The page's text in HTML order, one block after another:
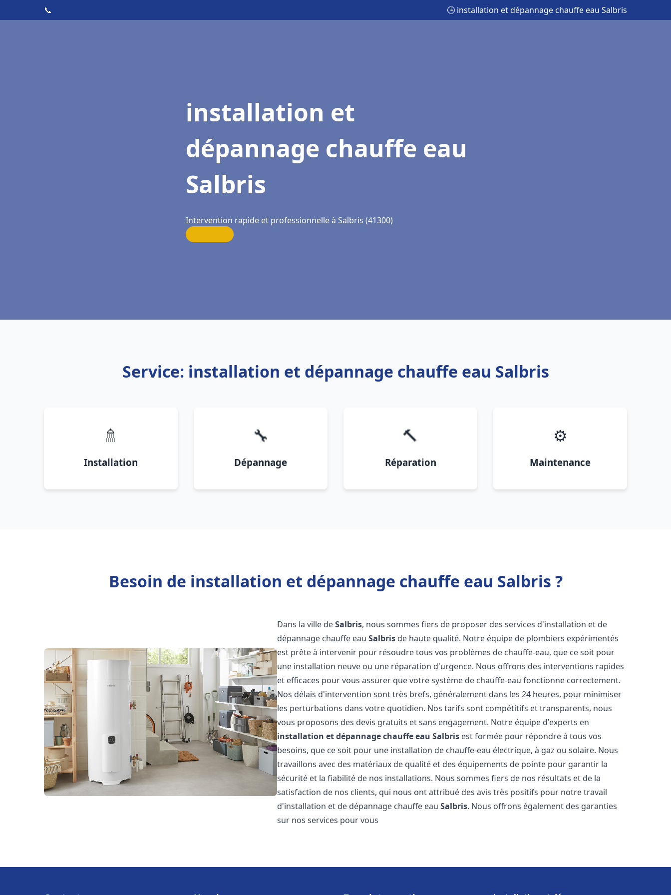
📞 🕒 installation et dépannage chauffe eau Salbris
installation et
dépannage chauffe eau
Salbris
Intervention rapide et professionnelle à Salbris (41300)
Service: installation et dépannage chauffe eau Salbris
🚿
Installation
🔧
Dépannage
🔨
Réparation
⚙️
Maintenance
Besoin de installation et dépannage chauffe eau Salbris ?
Dans la ville deSalbris, nous sommes fiers de proposer des services d'installation et de
dépannage chauffe eauSalbris de haute qualité. Notre équipe de plombiers expérimentés
est prête à intervenir pour résoudre tous vos problèmes de chauffe-eau, que ce soit pour
une installation neuve ou une réparation d'urgence. Nous offrons des interventions rapides
et efficaces pour vous assurer que votre système de chauffe-eau fonctionne correctement.
Nos délais d'intervention sont très brefs, généralement dans les 24 heures, pour minimiser
les perturbations dans votre quotidien. Nos tarifs sont compétitifs et transparents, nous
vous proposons des devis gratuits et sans engagement. Notre équipe d'experts en
installation et dépannage chauffe eau Salbris est formée pour répondre à tous vos
besoins, que ce soit pour une installation de chauffe-eau électrique, à gaz ou solaire. Nous
travaillons avec des matériaux de qualité et des équipements de pointe pour garantir la
sécurité et la fiabilité de nos installations. Nous sommes fiers de nos résultats et de la
satisfaction de nos clients, qui nous ont attribué des avis très positifs pour notre travail
d'installation et de dépannage chauffe eauSalbris. Nous offrons également des garanties
sur nos services pour vous